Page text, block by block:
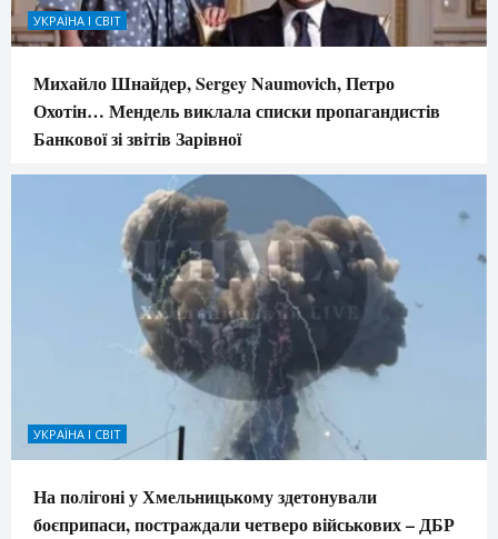
УКРАЇНА І СВІТ
Михайло Шнайдер, Sergey Naumovich, Петро
Охотін… Мендель виклала списки пропагандистів
Банкової зі звітів Зарівної
УКРАЇНА І СВІТ
На полігоні у Хмельницькому здетонували
боєприпаси, постраждали четверо військових – ДБР